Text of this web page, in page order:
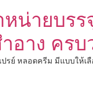
หน่ายบร
อาง ครบ
รย์ หลอดครีม มีแบบให้เ